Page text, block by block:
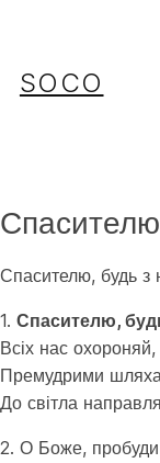
SOCO
Спасителю, будь з
1. Спасителю,
Всіх нас охороняй,
Премудрими
До світла
2. О Боже, пробуди